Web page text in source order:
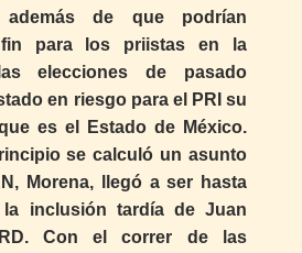
además de que podrían
fin para los priistas en la
elecciones de pasado
en riesgo para el PRI su
es el Estado de México.
se calculó un asunto
Morena, llegó a ser hasta
inclusión tardía de Juan
Con el correr de las